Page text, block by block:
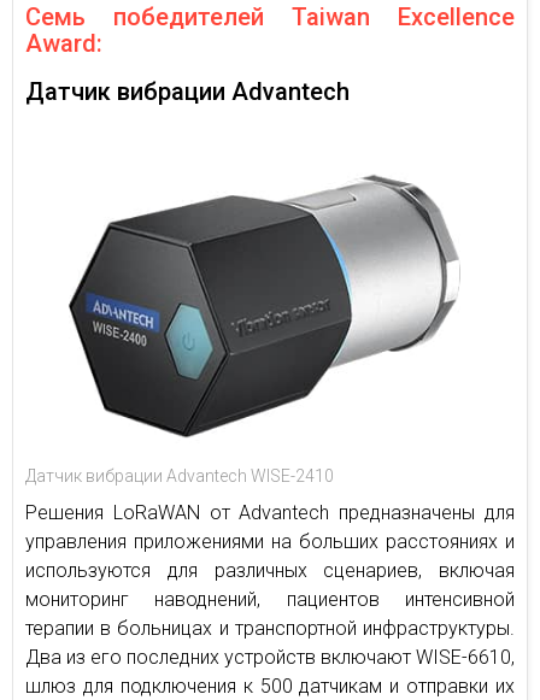
Семь победителей Taiwan Excellence
Award:
Датчик вибрации Advantech
Датчик вибрации Advantech WISE-2410
Решения LoRaWAN от Advantech предназначены для
управления приложениями на больших расстояниях и
используются для различных сценариев, включая
мониторинг наводнений, пациентов интенсивной
терапии в больницах и транспортной инфраструктуры.
Два из его последних устройств включают WISE-6610,
шлюз для подключения к 500 датчикам и отправки их